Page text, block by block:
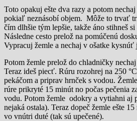
Toto opakuj ešte dva razy a potom
pokiaľ neznásobí objem. Môže to trvať
čím dlhšie tým lepšie, takže áno stihneš
Následne cesto prelož na pomúčenú
Vypracuj žemle a nechaj v ošatke kysnúť
Potom žemle prelož do chladničky
Teraz ideš piecť. Rúru rozohrej na 250
pekáčom a priprav hrnček s vodou.
rúre prikryté 15 minút no počas pečenia
vodu. Potom žemle odokry a vytiahni aj
nejaká ostala). Teraz dopeč žemle ešte
vo vnútri duté (tak sú upečené).